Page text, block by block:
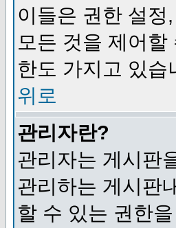
이들은 권한 설
모든 것을 제어
한도 가지고 있습
위로
관리자란?
관리자는 게시판
관리하는 게시판
할 수 있는 권한